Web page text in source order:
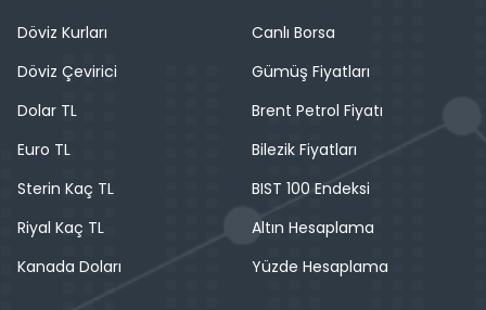
Döviz Kurları
Döviz Çevirici
Dolar TL
Euro TL
Sterin Kaç TL
Riyal Kaç TL
Kanada Doları
Canlı Borsa
Gümüş Fiyatları
Brent Petrol Fiyatı
Bilezik Fiyatları
BIST 100 Endeksi
Altın Hesaplama
Yüzde Hesaplama